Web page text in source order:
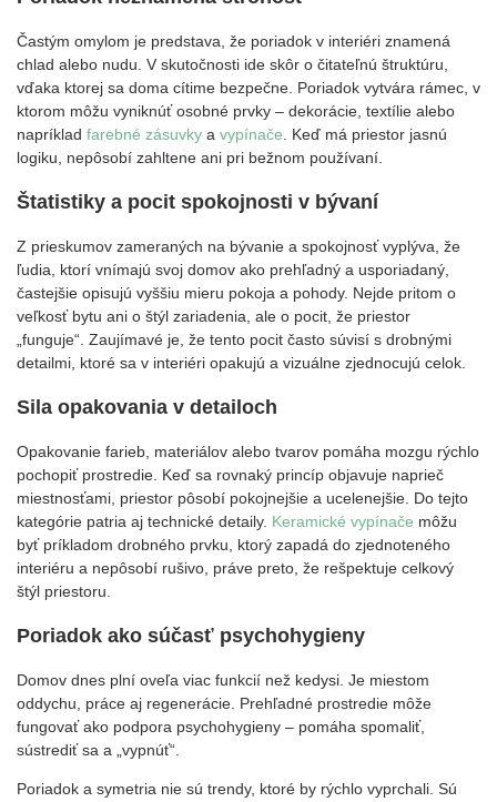
Častým omylom je predstava, že poriadok v interiéri znamená
chlad alebo nudu. V skutočnosti ide skôr o čitateľnú štruktúru,
vďaka ktorej sa doma cítime bezpečne. Poriadok vytvára rámec, v
ktorom môžu vyniknúť osobné prvky – dekorácie, textílie alebo
napríklad farebné zásuvky a vypínače. Keď má priestor jasnú
logiku, nepôsobí zahltene ani pri bežnom používaní.
Štatistiky a pocit spokojnosti v bývaní
Z prieskumov zameraných na bývanie a spokojnosť vyplýva, že
ľudia, ktorí vnímajú svoj domov ako prehľadný a usporiadaný,
častejšie opisujú vyššiu mieru pokoja a pohody. Nejde pritom o
veľkosť bytu ani o štýl zariadenia, ale o pocit, že priestor
„funguje“. Zaujímavé je, že tento pocit často súvisí s drobnými
detailmi, ktoré sa v interiéri opakujú a vizuálne zjednocujú celok.
Sila opakovania v detailoch
Opakovanie farieb, materiálov alebo tvarov pomáha mozgu rýchlo
pochopiť prostredie. Keď sa rovnaký princíp objavuje naprieč
miestnosťami, priestor pôsobí pokojnejšie a ucelenejšie. Do tejto
kategórie patria aj technické detaily. Keramické vypínače môžu
byť príkladom drobného prvku, ktorý zapadá do zjednoteného
interiéru a nepôsobí rušivo, práve preto, že rešpektuje celkový
štýl priestoru.
Poriadok ako súčasť psychohygieny
Domov dnes plní oveľa viac funkcií než kedysi. Je miestom
oddychu, práce aj regenerácie. Prehľadné prostredie môže
fungovať ako podpora psychohygieny – pomáha spomaliť,
sústrediť sa a „vypnúť“.
Poriadok a symetria nie sú trendy, ktoré by rýchlo vyprchali. Sú